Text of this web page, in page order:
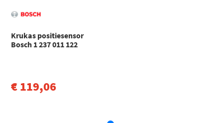
Volkswagen
GOLF III Van (1H1) (1991 - 1997)
Volkswagen
Golf
GOLF III Variant (1H5) Sedan (1993 - 1999)
Krukas positiesensor
Bosch 1 237 011 122
€ 119,06